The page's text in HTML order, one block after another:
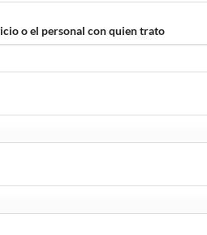
o el personal con quien trato